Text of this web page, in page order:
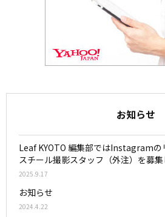
お知らせ
Leaf KYOTO 編集部ではInstagramの
スチール撮影スタッフ（外注）を募集
2025.9.17
お知らせ
2024.4.22